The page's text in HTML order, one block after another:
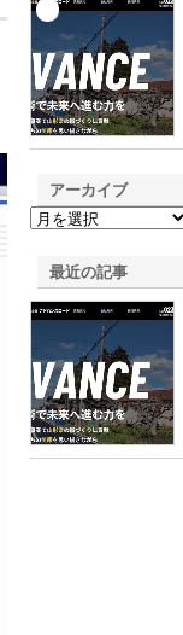
アーカイブ
最近の記事